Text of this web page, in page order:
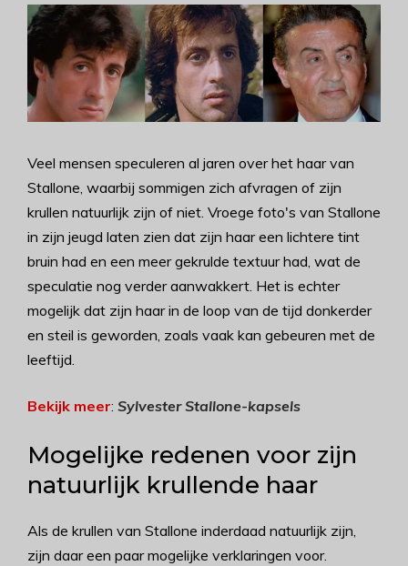
Veel mensen speculeren al jaren over het haar van
Stallone, waarbij sommigen zich afvragen of zijn
krullen natuurlijk zijn of niet. Vroege foto's van Stallone
in zijn jeugd laten zien dat zijn haar een lichtere tint
bruin had en een meer gekrulde textuur had, wat de
speculatie nog verder aanwakkert. Het is echter
mogelijk dat zijn haar in de loop van de tijd donkerder
en steil is geworden, zoals vaak kan gebeuren met de
leeftijd.
Bekijk meer: Sylvester Stallone-kapsels
Mogelijke redenen voor zijn
natuurlijk krullende haar
Als de krullen van Stallone inderdaad natuurlijk zijn,
zijn daar een paar mogelijke verklaringen voor.